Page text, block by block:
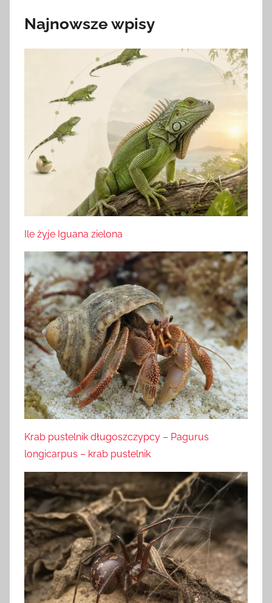
Najnowsze wpisy
Ile żyje Iguana zielona
Krab pustelnik długoszczypcy – Pagurus
longicarpus – krab pustelnik